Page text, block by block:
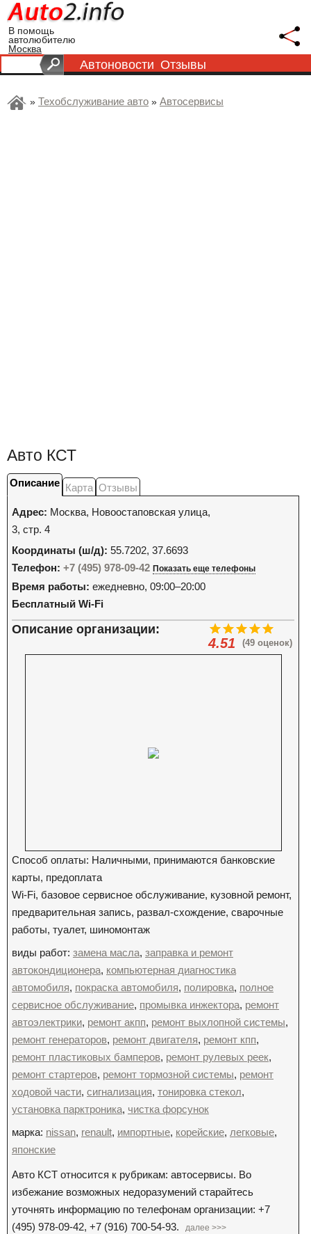
В помощь
автолюбителю
Москва
Автоновости Отзывы
» Техобслуживание авто » Автосервисы
Авто КСТ
Описание Карта Отзывы
Адрес: Москва, Новоостаповская улица,
3, стр. 4
Координаты (ш/д): 55.7202, 37.6693
Телефон: +7 (495) 978-09-42 Показать еще телефоны
Время работы: ежедневно, 09:00–20:00
Бесплатный Wi-Fi
(49 оценок)
4.51
Описание организации:
Способ оплаты: Наличными, принимаются банковские
карты, предоплата
Wi-Fi, базовое сервисное обслуживание, кузовной ремонт,
предварительная запись, развал-схождение, сварочные
работы, туалет, шиномонтаж
виды работ: замена масла, заправка и ремонт
автокондиционера, компьютерная диагностика
автомобиля, покраска автомобиля, полировка, полное
сервисное обслуживание, промывка инжектора, ремонт
автоэлектрики, ремонт акпп, ремонт выхлопной системы,
ремонт генераторов, ремонт двигателя, ремонт кпп,
ремонт пластиковых бамперов, ремонт рулевых реек,
ремонт стартеров, ремонт тормозной системы, ремонт
ходовой части, сигнализация, тонировка стекол,
установка парктроника, чистка форсунок
марка: nissan, renault, импортные, корейские, легковые,
японские
Авто КСТ относится к рубрикам: автосервисы. Во
избежание возможных недоразумений старайтесь
уточнять информацию по телефонам организации: +7
(495) 978-09-42, +7 (916) 700-54-93.
далее >>>